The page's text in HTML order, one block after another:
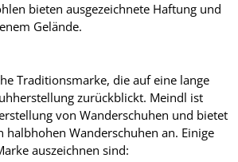
bieten ausgezeichnete Haftung und
Gelände.
Traditionsmarke, die auf eine lange
zurückblickt. Meindl ist
von Wanderschuhen und bietet
halbhohen Wanderschuhen an. Einige
auszeichnen sind: